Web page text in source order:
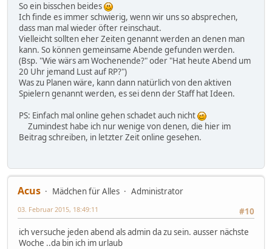
So ein bisschen beides
Ich finde es immer schwierig, wenn wir uns so absprechen,
dass man mal wieder öfter reinschaut.
Vielleicht sollten eher Zeiten genannt werden an denen man
kann. So können gemeinsame Abende gefunden werden.
(Bsp. "Wie wärs am Wochenende?" oder "Hat heute Abend um
20 Uhr jemand Lust auf RP?")
Was zu Planen wäre, kann dann natürlich von den aktiven
Spielern genannt werden, es sei denn der Staff hat Ideen.
PS: Einfach mal online gehen schadet auch nicht
Zumindest habe ich nur wenige von denen, die hier im
Beitrag schreiben, in letzter Zeit online gesehen.
Acus Mädchen für Alles
Administrator
#10
03. Februar 2015, 18:49:11
ich versuche jeden abend als admin da zu sein. ausser nächste
Woche ..da bin ich im urlaub